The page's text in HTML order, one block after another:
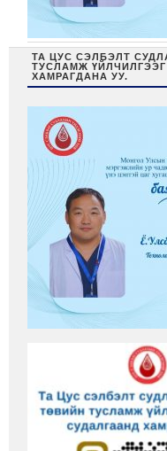
ТА ЦУС СЭЛБЭЛТ
ТУСЛАМЖ
ХАМРАГДАНА УУ.